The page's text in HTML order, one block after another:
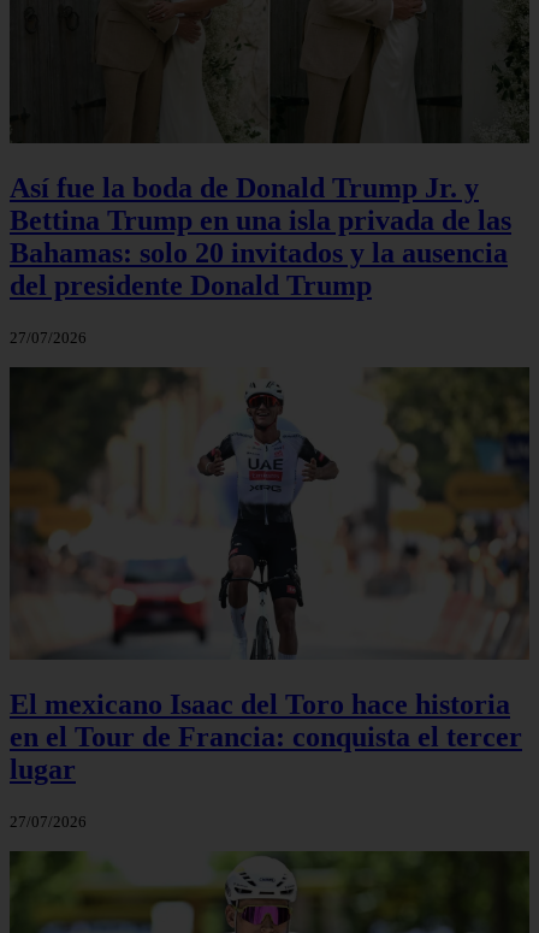
Así fue la boda de Donald Trump Jr. y
Bettina Trump en una isla privada de las
Bahamas: solo 20 invitados y la ausencia
del presidente Donald Trump
27/07/2026
El mexicano Isaac del Toro hace historia
en el Tour de Francia: conquista el tercer
lugar
27/07/2026